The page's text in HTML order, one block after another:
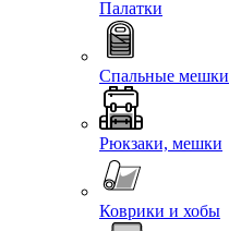
Палатки
Спальные мешки
Рюкзаки, мешки
Коврики и хобы